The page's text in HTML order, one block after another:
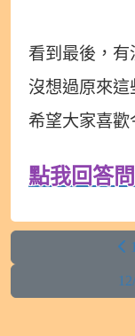
看到最後，有
沒想過原來這
希望大家喜歡
點我回答